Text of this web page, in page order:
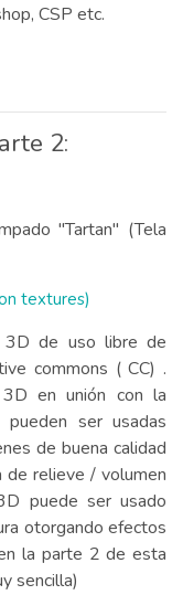
CSP etc.
2:
"Tartan" (Tela
textures)
3D de uso libre de
commons ( CC) .
en unión con la
ser usadas
de buena calidad
de relieve / volumen
puede ser usado
otorgando efectos
la parte 2 de esta
sencilla)